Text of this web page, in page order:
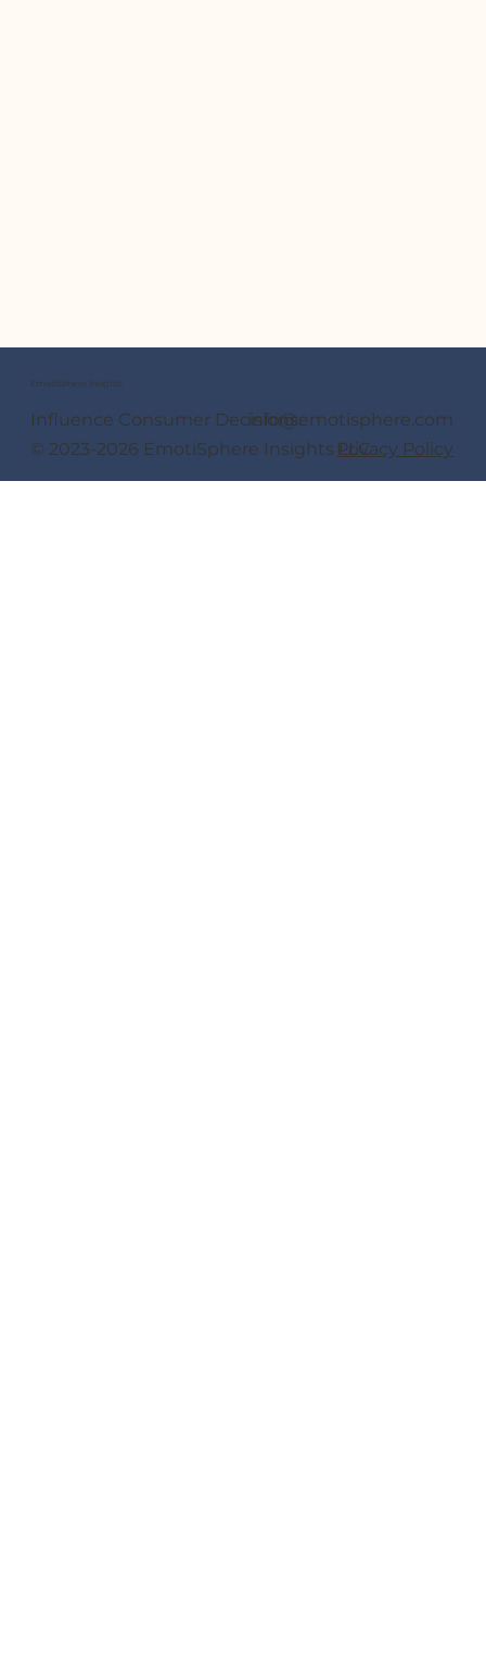
EmotiSphere Insights
Influence Consumer Decisions.
© 2023-2026 EmotiSphere Insights LLC
info@emotisphere.com
Privacy Policy